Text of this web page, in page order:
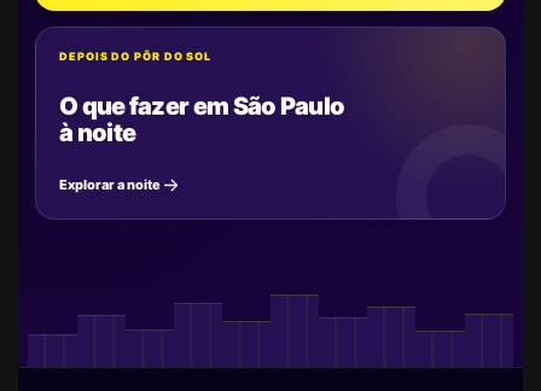
DEPOIS DO PÔR DO SOL
O que fazer em São Paulo
à noite
Explorar a noite